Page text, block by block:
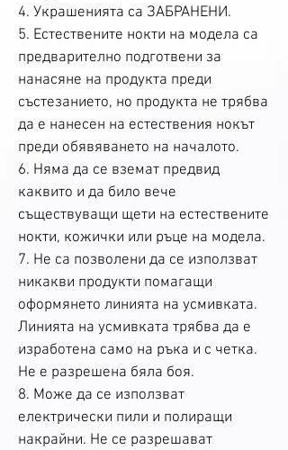
4. Украшенията са ЗАБРАНЕНИ.
5. Естествените нокти на модела са
предварително подготвени за
нанасяне на продукта преди
състезанието, но продукта не трябва
да е нанесен на естествения нокът
преди обявяването на началото.
6. Няма да се вземат предвид
каквито и да било вече
съществуващи щети на естествените
нокти, кожички или ръце на модела.
7. Не са позволени да се използват
никакви продукти помагащи
оформянето линията на усмивката.
Линията на усмивката трябва да е
изработена само на ръка и с четка.
Не е разрешена бяла боя.
8. Може да се използват
електрически пили и полиращи
накрайни. Не се разрешават